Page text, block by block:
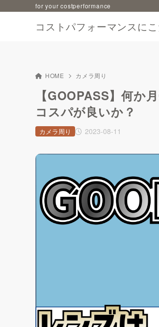
コストパフォーマンスに
for your costperformance
HOME カメラ周り
【GOOPASS】何か
コスパが良いか？
2023-08-11
カメラ周り